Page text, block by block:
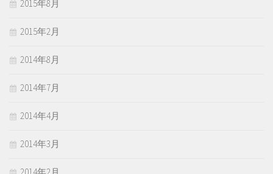
2015年8月
2015年2月
2014年8月
2014年7月
2014年4月
2014年3月